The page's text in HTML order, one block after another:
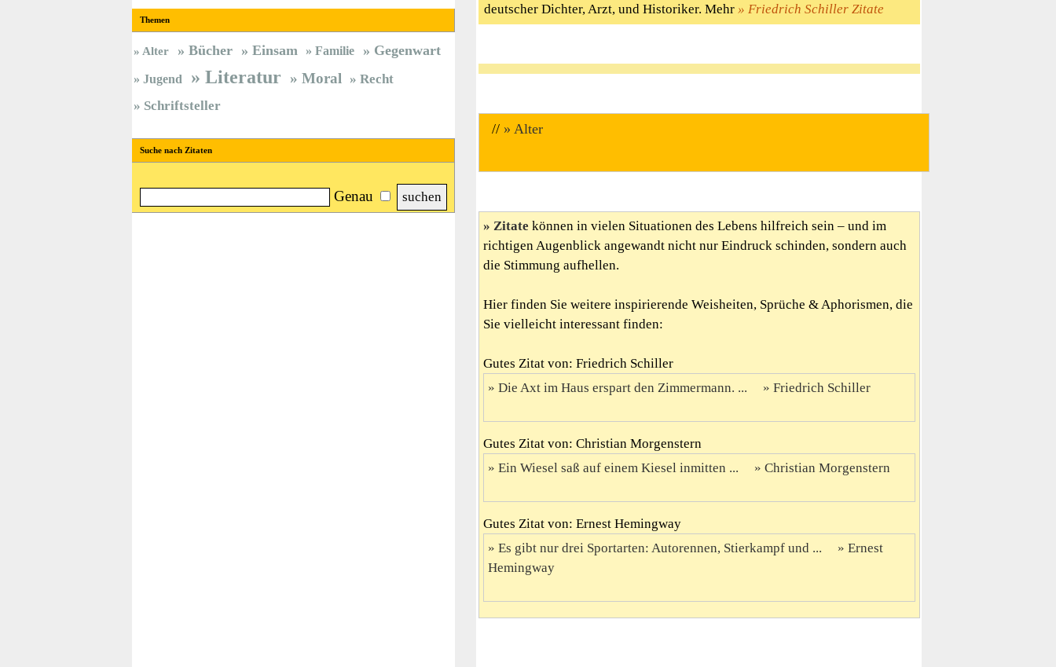
deutscher Dichter, Arzt, und Historiker. Mehr
Friedrich Schiller Zitate
// Alter
Zitate können in vielen Situationen des Lebens hilfreich sein – und im
richtigen Augenblick angewandt nicht nur Eindruck schinden, sondern auch
die Stimmung aufhellen.
Hier finden Sie weitere inspirierende Weisheiten, Sprüche & Aphorismen, die
Sie vielleicht interessant finden:
Gutes Zitat von: Friedrich Schiller
Die Axt im Haus erspart den Zimmermann. ...
Friedrich Schiller
Gutes Zitat von: Christian Morgenstern
Ein Wiesel saß auf einem Kiesel inmitten ...
Christian Morgenstern
Gutes Zitat von: Ernest Hemingway
Es gibt nur drei Sportarten: Autorennen, Stierkampf und ...
Ernest
Hemingway
Themen
Alter Bücher Einsam Familie Gegenwart
Jugend Literatur Moral
Recht
Schriftsteller
Suche nach Zitaten
Genau